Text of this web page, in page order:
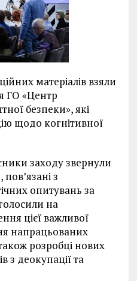
матеріалів взяли
ГО «Центр
безпеки», які
щодо когнітивної
заходу звернули
з
опитувань за
на
цієї важливої
напрацьованих
розробці нових
з деокупації та